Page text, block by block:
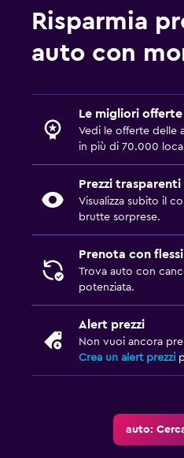
Risparmia
auto con
Le migliori
Vedi le offerte delle
in più di 70.000
Prezzi trasparenti
Visualizza subito il
brutte sorprese.
Prenota con
Trova auto con
potenziata.
Alert prezzi
Non vuoi ancora
Crea un alert prezzi
auto: